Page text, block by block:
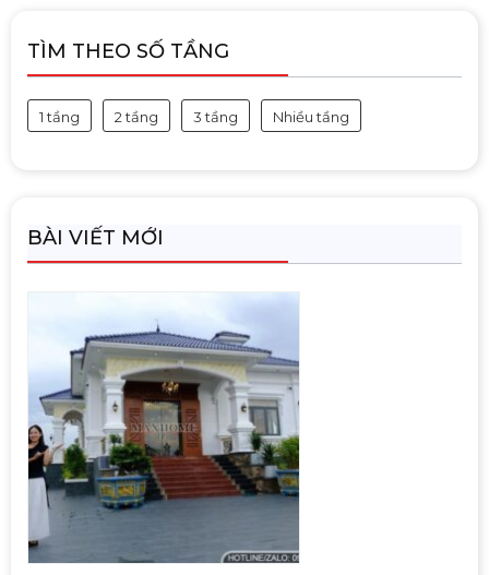
TÌM THEO SỐ TẦNG
1 tầng 2 tầng 3 tầng Nhiều tầng
BÀI VIẾT MỚI